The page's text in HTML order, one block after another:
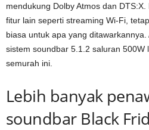
mendukung Dolby Atmos dan
fitur lain seperti streaming Wi-Fi,
biasa untuk apa yang
sistem soundbar 5.1.2 saluran 500W
semurah ini.
Lebih banyak
soundbar Black